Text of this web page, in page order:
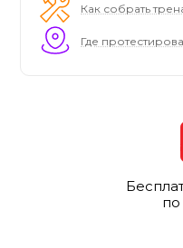
Как собрать
Где